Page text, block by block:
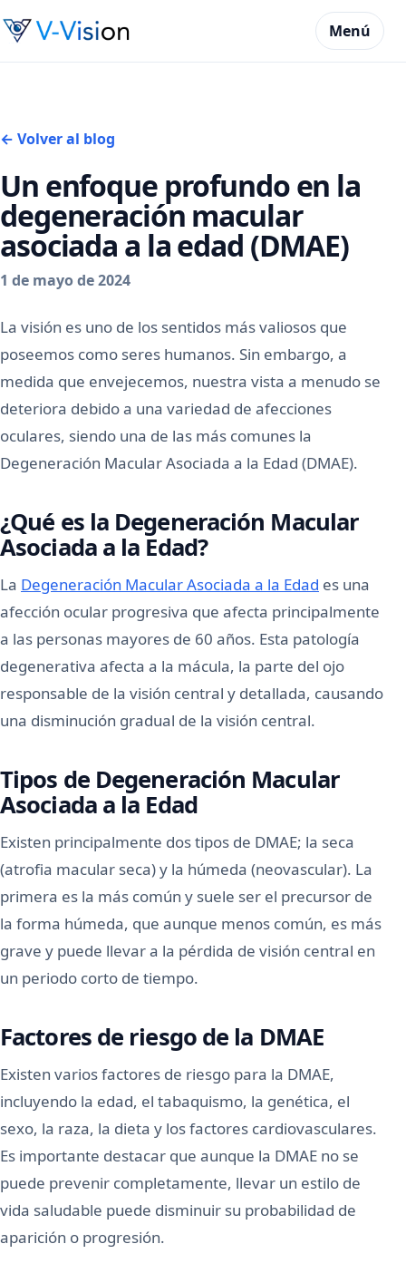
Menú
← Volver al blog
Un enfoque profundo en la
degeneración macular
asociada a la edad (DMAE)
1 de mayo de 2024
La visión es uno de los sentidos más valiosos que
poseemos como seres humanos. Sin embargo, a
medida que envejecemos, nuestra vista a menudo se
deteriora debido a una variedad de afecciones
oculares, siendo una de las más comunes la
Degeneración Macular Asociada a la Edad (DMAE).
¿Qué es la Degeneración Macular
Asociada a la Edad?
La Degeneración Macular Asociada a la Edad es una
afección ocular progresiva que afecta principalmente
a las personas mayores de 60 años. Esta patología
degenerativa afecta a la mácula, la parte del ojo
responsable de la visión central y detallada, causando
una disminución gradual de la visión central.
Tipos de Degeneración Macular
Asociada a la Edad
Existen principalmente dos tipos de DMAE; la seca
(atrofia macular seca) y la húmeda (neovascular). La
primera es la más común y suele ser el precursor de
la forma húmeda, que aunque menos común, es más
grave y puede llevar a la pérdida de visión central en
un periodo corto de tiempo.
Factores de riesgo de la DMAE
Existen varios factores de riesgo para la DMAE,
incluyendo la edad, el tabaquismo, la genética, el
sexo, la raza, la dieta y los factores cardiovasculares.
Es importante destacar que aunque la DMAE no se
puede prevenir completamente, llevar un estilo de
vida saludable puede disminuir su probabilidad de
aparición o progresión.